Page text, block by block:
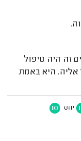
זה היה טיפול
אליה. היא באמת
יחס 10